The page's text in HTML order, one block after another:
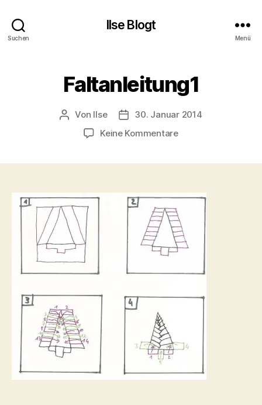
Suchen
Ilse Blogt
Menü
Faltanleitung1
Beitragsautor
Von Ilse Beitragsdatum
30. Januar 2014
Keine Kommentarezu